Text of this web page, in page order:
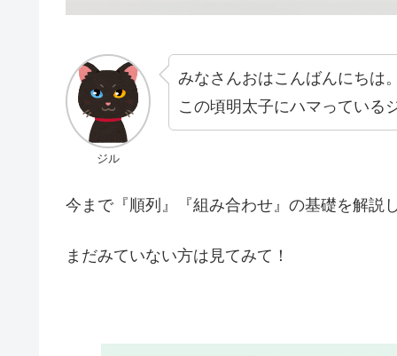
ジル
みなさんおはこんばんにちは
この頃明太子にハマっている
今まで『順列』『組み合わせ』の基礎を解説
まだみていない方は見てみて！